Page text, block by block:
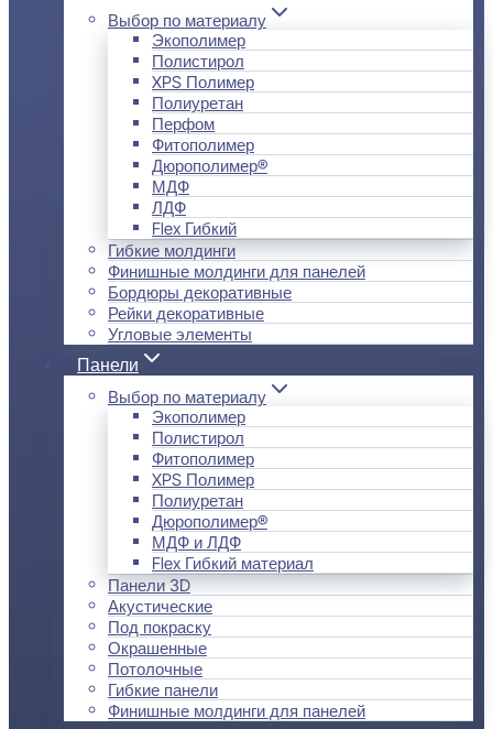
Выбор по материалу
Экополимер
Полистирол
XPS Полимер
Полиуретан
Перфом
Фитополимер
Дюрополимер®
МДФ
ЛДФ
Flex Гибкий
Гибкие молдинги
Финишные молдинги для панелей
Бордюры декоративные
Рейки декоративные
Угловые элементы
Панели
Выбор по материалу
Экополимер
Полистирол
Фитополимер
XPS Полимер
Полиуретан
Дюрополимер®
МДФ и ЛДФ
Flex Гибкий материал
Панели 3D
Акустические
Под покраску
Окрашенные
Потолочные
Гибкие панели
Финишные молдинги для панелей